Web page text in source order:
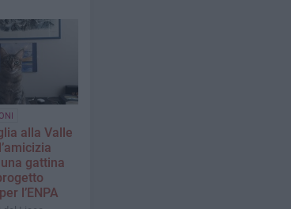
alla Valle
gattina
l’ENPA